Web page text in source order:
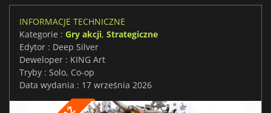
INFORMACJE TECHNICZNE
Kategorie : Gry akcji, Strategiczne
Edytor : Deep Silver
Deweloper : KING Art
Tryby : Solo, Co-op
Data wydania : 17 września 2026